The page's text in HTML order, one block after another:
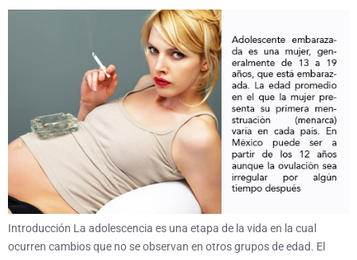
Introducción La adolescencia es una etapa de la vida en la cual
ocurren cambios que no se observan en otros grupos de edad. El